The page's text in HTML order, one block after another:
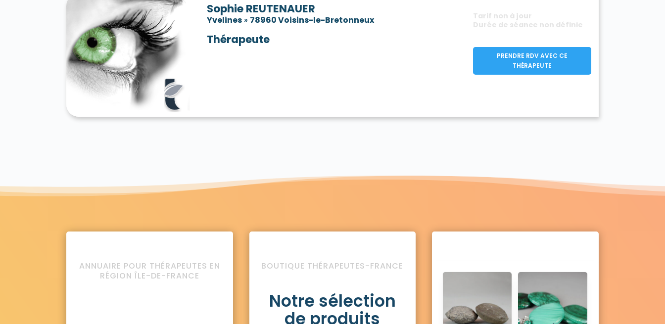
Sophie REUTENAUER
Yvelines » 78960 Voisins-le-Bretonneux
Thérapeute
Tarif non à jour
Durée de séance non définie
PRENDRE RDV AVEC CE
THÉRAPEUTE
ANNUAIRE POUR THÉRAPEUTES EN
RÉGION ÎLE-DE-FRANCE
BOUTIQUE THÉRAPEUTES-FRANCE
Notre sélection
de produits